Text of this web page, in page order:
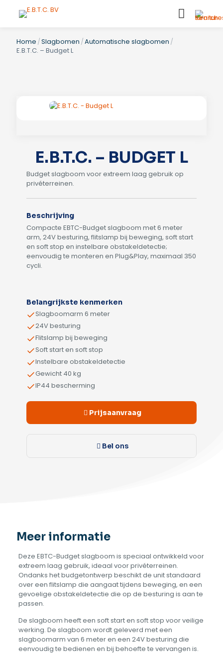
Home /Slagbomen /Automatische slagbomen /
E.B.T.C. – Budget L
E.B.T.C. – BUDGET L
Budget slagboom voor extreem laag gebruik op
privéterreinen.
Beschrijving
Compacte EBTC-Budget slagboom met 6 meter
arm, 24V besturing, flitslamp bij beweging, soft start
en soft stop en instelbare obstakeldetectie;
eenvoudig te monteren en Plug&Play, maximaal 350
cycli.
Belangrijkste kenmerken
Slagboomarm 6 meter
24V besturing
Flitslamp bij beweging
Soft start en soft stop
Instelbare obstakeldetectie
Gewicht 40 kg
IP44 bescherming
Prijsaanvraag
Bel ons
Meer informatie
Deze EBTC-Budget slagboom is speciaal ontwikkeld voor
extreem laag gebruik, ideaal voor privéterreinen.
Ondanks het budgetontwerp beschikt de unit standaard
over een flitslamp die aangaat tijdens beweging, en een
gevoelige obstakeldetectie die op de besturing is aan te
passen.
De slagboom heeft een soft start en soft stop voor veilige
werking. De slagboom wordt geleverd met een
slagboomarm van 6 meter en een 24V besturing die
eenvoudig te bedienen en bij behoefte te vervangen is.